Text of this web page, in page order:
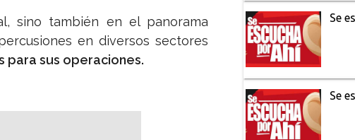
sino también en el panorama
en diversos sectores
para sus operaciones.
Se
Se